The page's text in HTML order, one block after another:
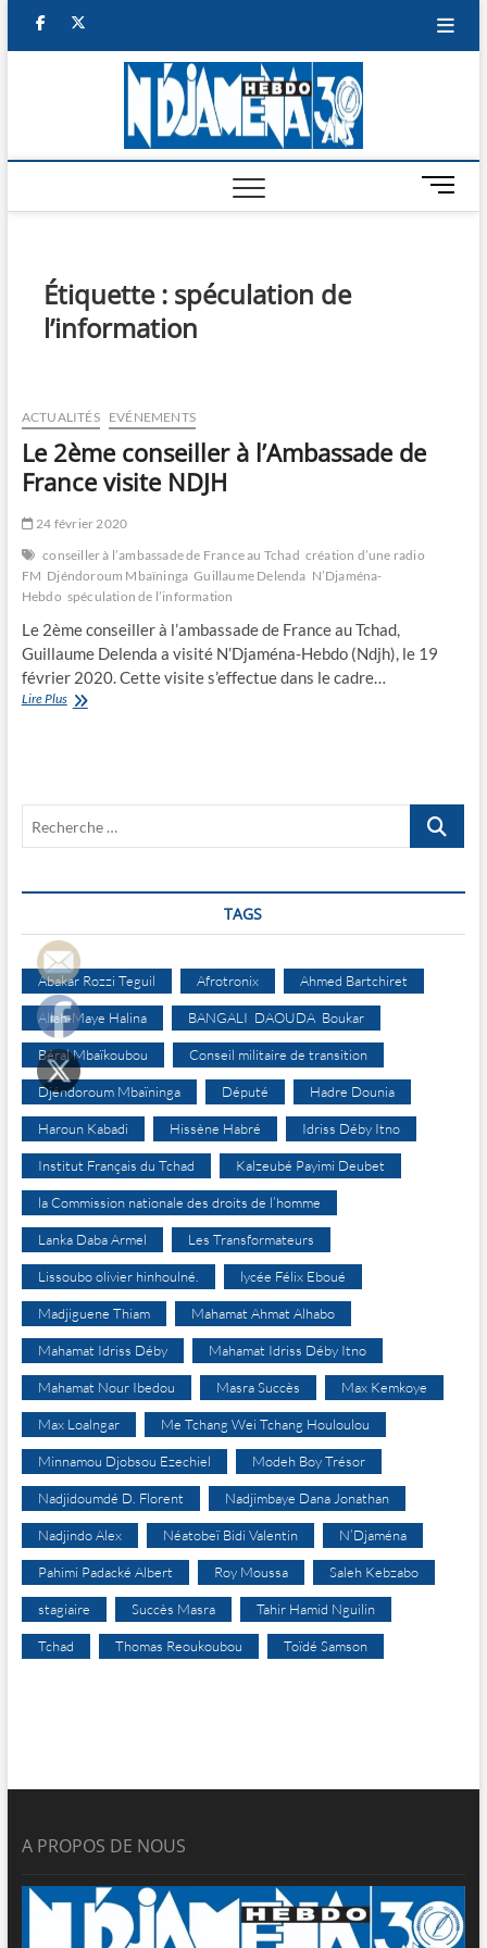
facebook
M
e
Étiquette : spéculation de
l’information
ACTUALITÉS EVÉNEMENTS
Le 2ème conseiller à l’Ambassade de
France visite NDJH
24 février 2020
conseiller à l’ambassade de France au Tchad création d’une radio
FM Djéndoroum Mbaïninga Guillaume Delenda N’Djaména-
Hebdo spéculation de l’information
Le 2ème conseiller à l’ambassade de France au Tchad,
Guillaume Delenda a visité N’Djaména-Hebdo (Ndjh), le 19
février 2020. Cette visite s’effectue dans le cadre…
Lire PlusLe
visite
Recherche
TAGS
Abakar Rozzi Teguil Afrotronix Ahmed Bartchiret
Allah-Maye Halina BANGALI DAOUDA Boukar
Béral Mbaïkoubou Conseil militaire de transition
Djéndoroum Mbaïninga Député Hadre Dounia
Haroun Kabadi Hissène Habré Idriss Déby Itno
Institut Français du Tchad Kalzeubé Payimi Deubet
la Commission nationale des droits de l’homme
Lanka Daba Armel Les Transformateurs
Lissoubo olivier hinhoulné. lycée Félix Eboué
Madjiguene Thiam Mahamat Ahmat Alhabo
Mahamat Idriss Déby Mahamat Idriss Déby Itno
Mahamat Nour Ibedou Masra Succès Max Kemkoye
Max Loalngar Me Tchang Wei Tchang Houloulou
Minnamou Djobsou Ezechiel Modeh Boy Trésor
Nadjidoumdé D. Florent Nadjimbaye Dana Jonathan
Nadjindo Alex Néatobeï Bidi Valentin N’Djaména
Pahimi Padacké Albert Roy Moussa Saleh Kebzabo
stagiaire Succès Masra Tahir Hamid Nguilin
Tchad Thomas Reoukoubou Toïdé Samson
A PROPOS DE NOUS